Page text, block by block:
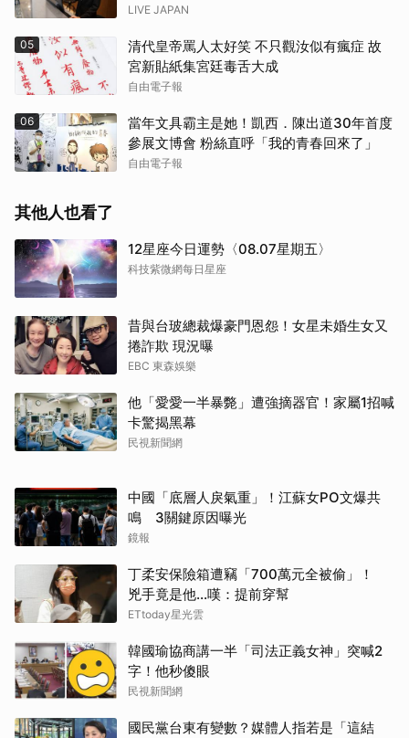
LIVE JAPAN
05
清代皇帝罵人太好笑 不只觀汝似有瘋症 故
宮新貼紙集宮廷毒舌大成
自由電子報
06
當年文具霸主是她！凱西．陳出道30年首度
參展文博會 粉絲直呼「我的青春回來了」
自由電子報
其他人也看了
12星座今日運勢〈08.07星期五〉
科技紫微網每日星座
昔與台玻總裁爆豪門恩怨！女星未婚生女又
捲詐欺 現況曝
EBC 東森娛樂
他「愛愛一半暴斃」遭強摘器官！家屬1招喊
卡驚揭黑幕
民視新聞網
中國「底層人戾氣重」！江蘇女PO文爆共
鳴 3關鍵原因曝光
鏡報
丁柔安保險箱遭竊「700萬元全被偷」！
兇手竟是他...嘆：提前穿幫
ETtoday星光雲
韓國瑜協商講一半「司法正義女神」突喊2
字！他秒傻眼
民視新聞網
國民黨台東有變數？媒體人指若是「這結